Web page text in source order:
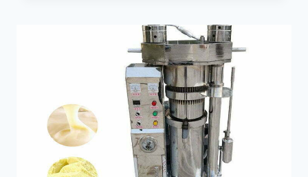
帮
助
莫
桑
比